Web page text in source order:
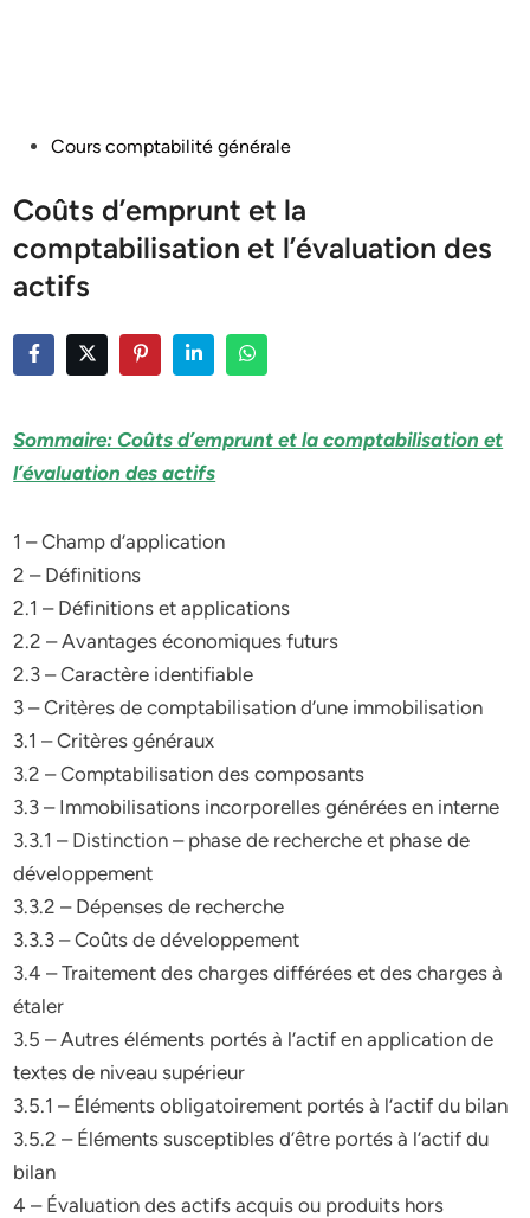
PostedCours comptabilité générale
Coûts d’emprunt et la
comptabilisation et l’évaluation des
actifs
Sommaire: Coûts d’emprunt et la comptabilisation et
l’évaluation des actifs
1 – Champ d’application
2 – Définitions
2.1 – Définitions et applications
2.2 – Avantages économiques futurs
2.3 – Caractère identifiable
3 – Critères de comptabilisation d’une immobilisation
3.1 – Critères généraux
3.2 – Comptabilisation des composants
3.3 – Immobilisations incorporelles générées en interne
3.3.1 – Distinction – phase de recherche et phase de
développement
3.3.2 – Dépenses de recherche
3.3.3 – Coûts de développement
3.4 – Traitement des charges différées et des charges à
étaler
3.5 – Autres éléments portés à l’actif en application de
textes de niveau supérieur
3.5.1 – Éléments obligatoirement portés à l’actif du bilan
3.5.2 – Éléments susceptibles d’être portés à l’actif du
bilan
4 – Évaluation des actifs acquis ou produits hors